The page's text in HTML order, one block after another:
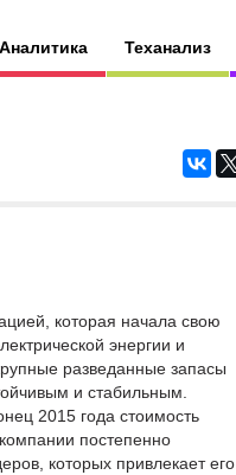
Аналитика Теханализ
которая начала свою
энергии и
разведанные запасы
и стабильным.
2015 года стоимость
постепенно
которых привлекает его